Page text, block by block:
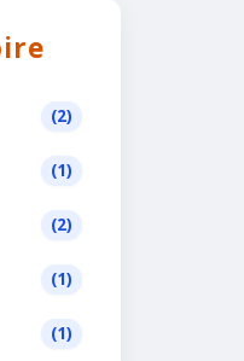
(2)
(1)
(2)
(1)
(1)